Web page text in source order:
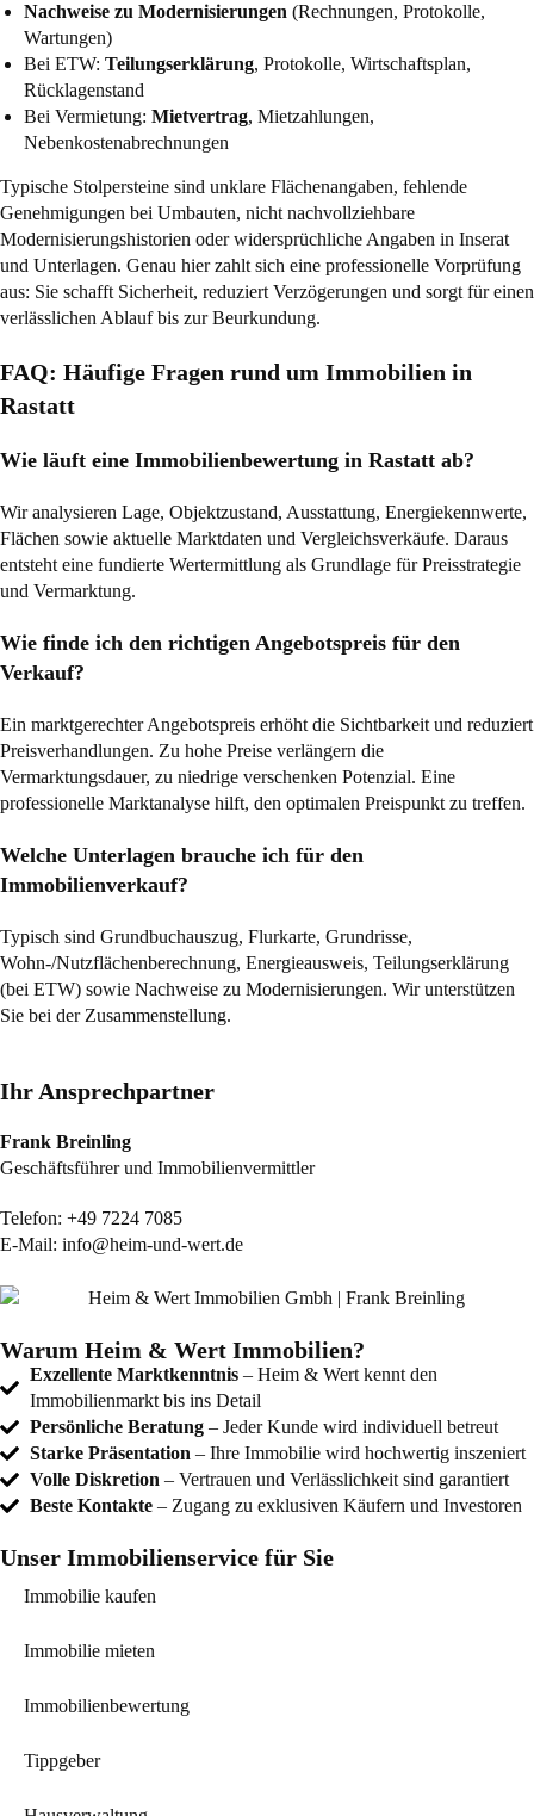
Nachweise zu Modernisierungen (Rechnungen, Protokolle,
Wartungen)
Bei ETW: Teilungserklärung, Protokolle, Wirtschaftsplan,
Rücklagenstand
Bei Vermietung: Mietvertrag, Mietzahlungen,
Nebenkostenabrechnungen
Typische Stolpersteine sind unklare Flächenangaben, fehlende
Genehmigungen bei Umbauten, nicht nachvollziehbare
Modernisierungshistorien oder widersprüchliche Angaben in Inserat
und Unterlagen. Genau hier zahlt sich eine professionelle Vorprüfung
aus: Sie schafft Sicherheit, reduziert Verzögerungen und sorgt für einen
verlässlichen Ablauf bis zur Beurkundung.
FAQ: Häufige Fragen rund um Immobilien in
Rastatt
Wie läuft eine Immobilienbewertung in Rastatt ab?
Wir analysieren Lage, Objektzustand, Ausstattung, Energiekennwerte,
Flächen sowie aktuelle Marktdaten und Vergleichsverkäufe. Daraus
entsteht eine fundierte Wertermittlung als Grundlage für Preisstrategie
und Vermarktung.
Wie finde ich den richtigen Angebotspreis für den
Verkauf?
Ein marktgerechter Angebotspreis erhöht die Sichtbarkeit und reduziert
Preisverhandlungen. Zu hohe Preise verlängern die
Vermarktungsdauer, zu niedrige verschenken Potenzial. Eine
professionelle Marktanalyse hilft, den optimalen Preispunkt zu treffen.
Welche Unterlagen brauche ich für den
Immobilienverkauf?
Typisch sind Grundbuchauszug, Flurkarte, Grundrisse,
Wohn-/Nutzflächenberechnung, Energieausweis, Teilungserklärung
(bei ETW) sowie Nachweise zu Modernisierungen. Wir unterstützen
Sie bei der Zusammenstellung.
Ihr Ansprechpartner
Frank Breinling
Geschäftsführer und Immobilienvermittler
Telefon: +49 7224 7085
E-Mail: info@heim-und-wert.de
Warum Heim & Wert Immobilien?
Exzellente Marktkenntnis – Heim & Wert kennt den
Immobilienmarkt bis ins Detail
Persönliche Beratung – Jeder Kunde wird individuell betreut
Starke Präsentation – Ihre Immobilie wird hochwertig inszeniert
Volle Diskretion – Vertrauen und Verlässlichkeit sind garantiert
Beste Kontakte – Zugang zu exklusiven Käufern und Investoren
Unser Immobilienservice für Sie
Immobilie kaufen
Immobilie mieten
Immobilienbewertung
Tippgeber